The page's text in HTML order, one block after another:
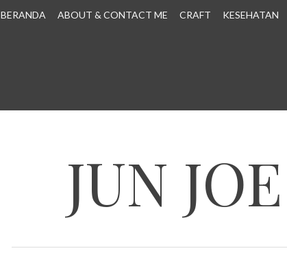
BERANDA ABOUT & CONTACT ME CRAFT KESEHATAN
JUN